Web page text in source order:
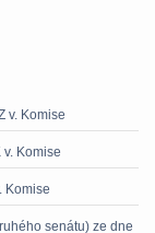
v. Komise
Komise
Komise
senátu) ze dne